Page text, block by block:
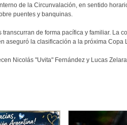
de la Circunvalación, en sentido
puentes y banquinas.
de forma pacífica y familiar. La
aseguró la clasificación a la próxima Copa
Nicolás "Uvita" Fernández y Lucas